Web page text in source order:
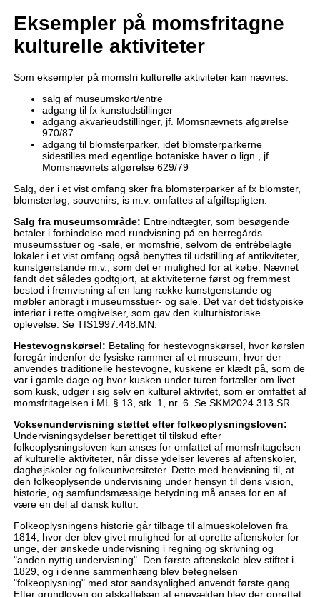
Eksempler på momsfritagne
kulturelle aktiviteter
Som eksempler på momsfri kulturelle aktiviteter kan nævnes:
salg af museumskort/entre
adgang til fx kunstudstillinger
adgang akvarieudstillinger, jf. Momsnævnets afgørelse
970/87
adgang til blomsterparker, idet blomsterparkerne
sidestilles med egentlige botaniske haver o.lign., jf.
Momsnævnets afgørelse 629/79
Salg, der i et vist omfang sker fra blomsterparker af fx blomster,
blomsterløg, souvenirs, is m.v. omfattes af afgiftspligten.
Salg fra museumsområde: Entreindtægter, som besøgende
betaler i forbindelse med rundvisning på en herregårds
museumsstuer og -sale, er momsfrie, selvom de entrébelagte
lokaler i et vist omfang også benyttes til udstilling af antikviteter,
kunstgenstande m.v., som det er mulighed for at købe. Nævnet
fandt det således godtgjort, at aktiviteterne først og fremmest
bestod i fremvisning af en lang række kunstgenstande og
møbler anbragt i museumsstuer- og sale. Det var det tidstypiske
interiør i rette omgivelser, som gav den kulturhistoriske
oplevelse. Se TfS1997.448.MN.
Hestevognskørsel: Betaling for hestevognskørsel, hvor kørslen
foregår indenfor de fysiske rammer af et museum, hvor der
anvendes traditionelle hestevogne, kuskene er klædt på, som de
var i gamle dage og hvor kusken under turen fortæller om livet
som kusk, udgør i sig selv en kulturel aktivitet, som er omfattet af
momsfritagelsen i ML § 13, stk. 1, nr. 6. Se SKM2024.313.SR.
Voksenundervisning støttet efter folkeoplysningsloven:
Undervisningsydelser berettiget til tilskud efter
folkeoplysningsloven kan anses for omfattet af momsfritagelsen
af kulturelle aktiviteter, når disse ydelser leveres af aftenskoler,
daghøjskoler og folkeuniversiteter. Dette med henvisning til, at
den folkeoplysende undervisning under hensyn til dens vision,
historie, og samfundsmæssige betydning må anses for en af
være en del af dansk kultur.
Folkeoplysningens historie går tilbage til almueskoleloven fra
1814, hvor der blev givet mulighed for at oprette aftenskoler for
unge, der ønskede undervisning i regning og skrivning og
"anden nyttig undervisning". Den første aftenskole blev stiftet i
1829, og i denne sammenhæng blev betegnelsen
"folkeoplysning" med stor sandsynlighed anvendt første gang.
Efter grundloven og afskaffelsen af enevælden blev der oprettet